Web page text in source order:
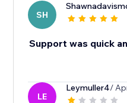
SH
Support was quick
LE
Leymuller4/